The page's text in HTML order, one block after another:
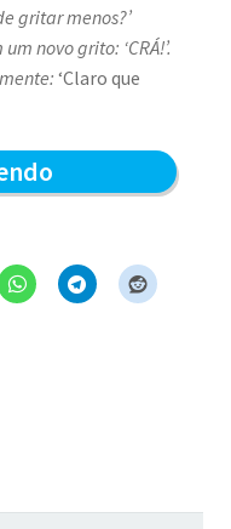
gritar menos?’
um novo grito: ‘CRÁ!’.
‘Claro que
Blue
Maritaca
os